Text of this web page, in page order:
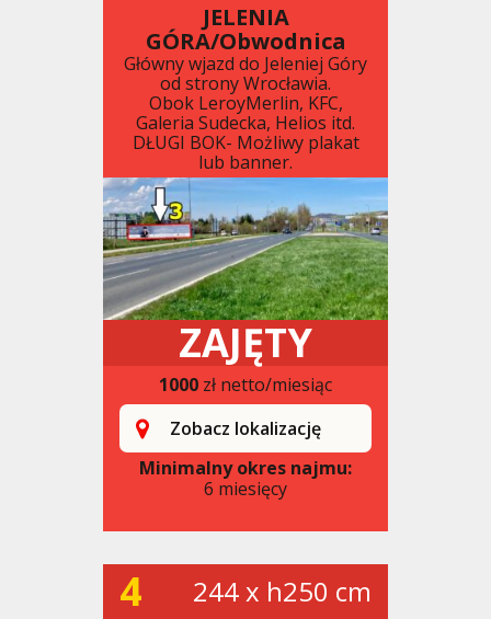
JELENIA
GÓRA/Obwodnica
Główny wjazd do Jeleniej Góry
od strony Wrocławia.
Obok LeroyMerlin, KFC,
Galeria Sudecka, Helios itd.
DŁUGI BOK- Możliwy plakat
lub banner.
ZAJĘTY
1000 zł netto/miesiąc
Zobacz lokalizację
Minimalny okres najmu:
6 miesięcy
4 244 x h250 cm